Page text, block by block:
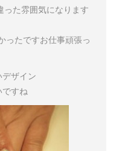
った雰囲気になります
ったですお仕事頑張っ
ザイン
ですね